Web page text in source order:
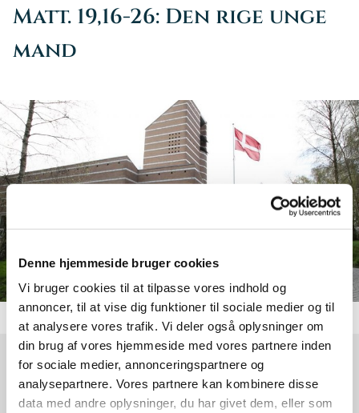
Denne hjemmeside bruger cookies
Vi bruger cookies til at tilpasse vores indhold og
annoncer, til at vise dig funktioner til sociale medier og til
at analysere vores trafik. Vi deler også oplysninger om
din brug af vores hjemmeside med vores partnere inden
for sociale medier, annonceringspartnere og
analysepartnere. Vores partnere kan kombinere disse
data med andre oplysninger, du har givet dem, eller som
Matt. 19,16-26: Den rige unge
mand
Søndag 12. juli 2026, kl. 10:30